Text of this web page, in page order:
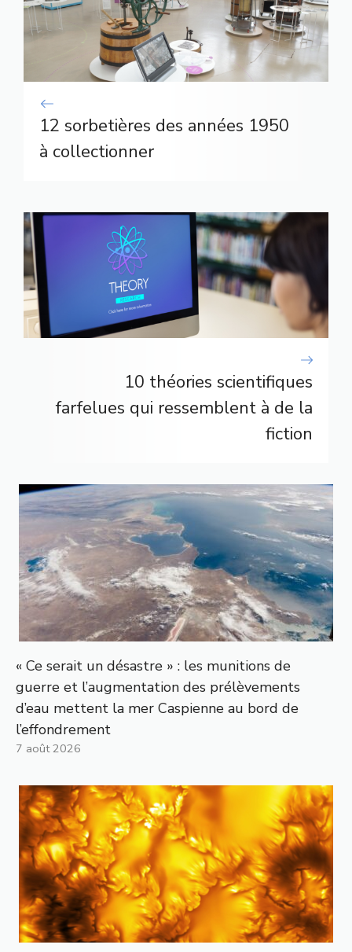
12 sorbetières des années 1950
à collectionner
10 théories scientifiques
farfelues qui ressemblent à de la
fiction
« Ce serait un désastre » : les munitions de
guerre et l’augmentation des prélèvements
d’eau mettent la mer Caspienne au bord de
l’effondrement
7 août 2026